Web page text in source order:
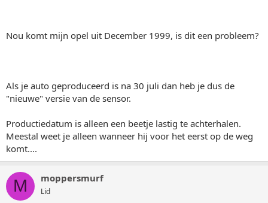
Nou komt mijn opel uit December 1999, is dit een probleem?
Als je auto geproduceerd is na 30 juli dan heb je dus de
"nieuwe" versie van de sensor.
Productiedatum is alleen een beetje lastig te achterhalen.
Meestal weet je alleen wanneer hij voor het eerst op de weg
komt....
M moppersmurf
Lid